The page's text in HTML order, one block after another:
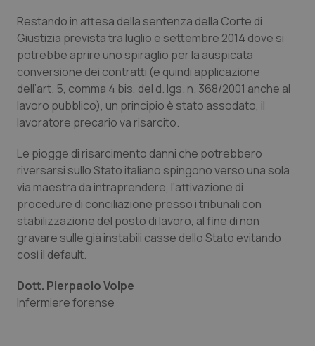
Valle D’Aosta
Veneto
Oncodermatologia
Oncoematologia
Oncologia & Nutrizione
Quotidiano Cardiologia
Quotidiano Chirurgia
Quotidiano Oncologia
Quotidiano Pediatria
Restando in attesa della sentenza della Corte di
Giustizia prevista tra luglio e settembre 2014 dove si
potrebbe aprire uno spiraglio per la auspicata
conversione dei contratti (e quindi applicazione
dell’art. 5, comma 4 bis, del d. lgs. n. 368/2001 anche al
lavoro pubblico), un principio è stato assodato, il
lavoratore precario va risarcito.
Le piogge di risarcimento danni che potrebbero
riversarsi sullo Stato italiano spingono verso una sola
via maestra da intraprendere, l’attivazione di
procedure di conciliazione presso i tribunali con
stabilizzazione del posto di lavoro, al fine di non
gravare sulle già instabili casse dello Stato evitando
così il default.
Dott. Pierpaolo Volpe
Infermiere forense